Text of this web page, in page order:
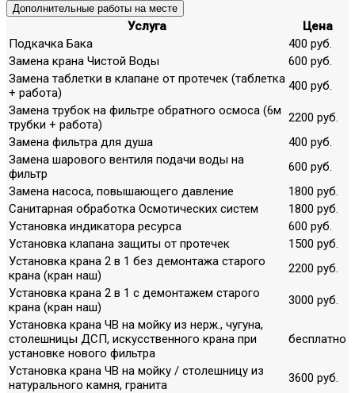
Дополнительные работы на месте
Услуга
Цена
Подкачка Бака
400 руб.
Замена крана Чистой Воды
600 руб.
Замена таблетки в клапане от протечек (таблетка
+ работа)
400 руб.
Замена трубок на фильтре обратного осмоса (6м
трубки + работа)
2200 руб.
Замена фильтра для душа
400 руб.
Замена шарового вентиля подачи воды на
фильтр
600 руб.
Замена насоса, повышающего давление
1800 руб.
Санитарная обработка Осмотических систем
1800 руб.
Установка индикатора ресурса
600 руб.
Установка клапана защиты от протечек
1500 руб.
Установка крана 2 в 1 без демонтажа старого
крана (кран наш)
2200 руб.
Установка крана 2 в 1 с демонтажем старого
крана (кран наш)
3000 руб.
Установка крана ЧВ на мойку из нерж., чугуна,
столешницы ДСП, искусственного крана при
установке нового фильтра
бесплатно
Установка крана ЧВ на мойку / столешницу из
натурального камня, гранита
3600 руб.